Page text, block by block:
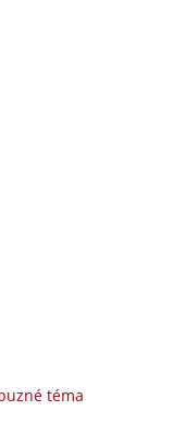
téma